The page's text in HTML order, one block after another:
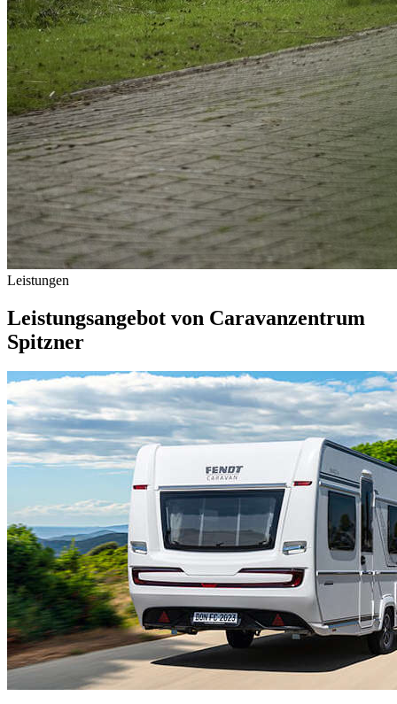
Leistungen
Leistungsangebot von Caravanzentrum
Spitzner